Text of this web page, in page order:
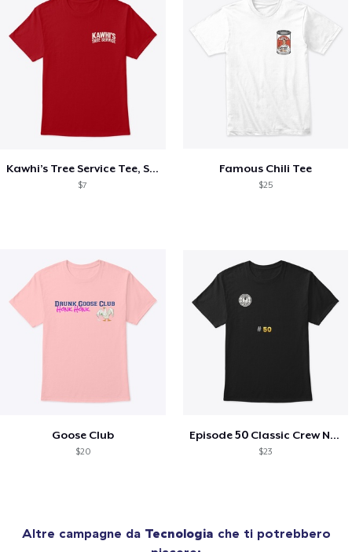
Kawhi’s Tree Service Tee, Shirts, Mug
$7
Famous Chili Tee
$25
Goose Club
$20
Episode 50 Classic Crew Neck T-Shirt
$23
Altre campagne da Tecnologia che ti potrebbero